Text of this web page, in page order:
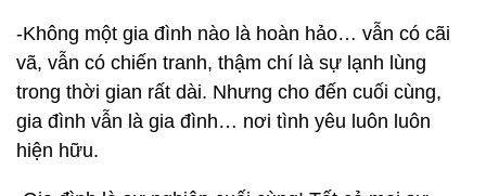
-Không một gia đình nào là hoàn hảo… vẫn có cãi
vã, vẫn có chiến tranh, thậm chí là sự lạnh lùng
trong thời gian rất dài. Nhưng cho đến cuối cùng,
gia đình vẫn là gia đình… nơi tình yêu luôn luôn
hiện hữu.